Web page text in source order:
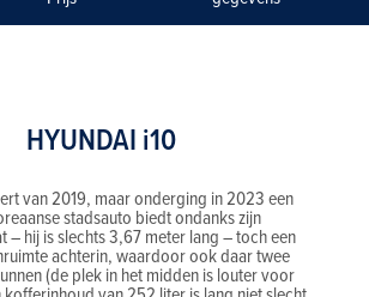
HYUNDAI i10
van 2019, maar onderging in 2023 een
stadsauto biedt ondanks zijn
– hij is slechts 3,67 meter lang – toch een
achterin, waardoor ook daar twee
(de plek in het midden is louter voor